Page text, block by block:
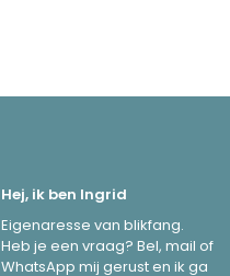
Hej, ik ben Ingrid
Eigenaresse van blikfang.
Heb je een vraag? Bel, mail of
WhatsApp mij gerust en ik ga